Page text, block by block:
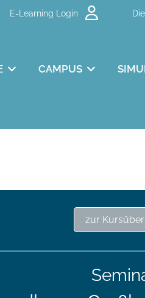
E-Learning Login
CAMPUS
zur